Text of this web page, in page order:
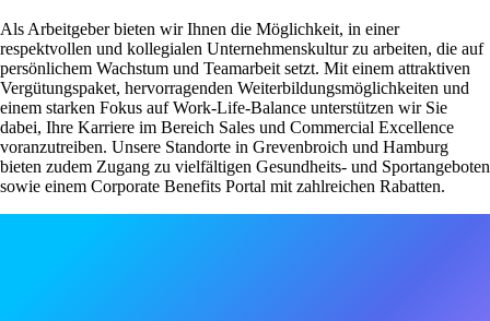
Als Arbeitgeber bieten wir Ihnen die Möglichkeit, in einer
respektvollen und kollegialen Unternehmenskultur zu arbeiten, die auf
persönlichem Wachstum und Teamarbeit setzt. Mit einem attraktiven
Vergütungspaket, hervorragenden Weiterbildungsmöglichkeiten und
einem starken Fokus auf Work-Life-Balance unterstützen wir Sie
dabei, Ihre Karriere im Bereich Sales und Commercial Excellence
voranzutreiben. Unsere Standorte in Grevenbroich und Hamburg
bieten zudem Zugang zu vielfältigen Gesundheits- und Sportangeboten
sowie einem Corporate Benefits Portal mit zahlreichen Rabatten.